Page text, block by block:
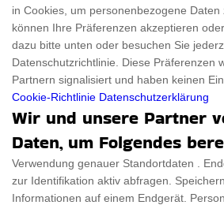
in Cookies, um personenbezogene Daten
können Ihre Präferenzen akzeptieren
dazu bitte unten oder besuchen Sie
Datenschutzrichtlinie. Diese Präferenzen
Partnern signalisiert und haben keinen
Cookie-Richtlinie Datenschutzerklärung
Wir und unsere Partner
Daten, um Folgendes
Verwendung genauer Standortdaten .
zur Identifikation aktiv abfragen.
Informationen auf einem Endgerät.